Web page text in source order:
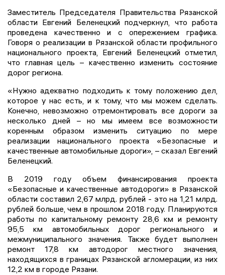
Заместитель Председателя Правительства Рязанской
области Евгений Беленецкий подчеркнул, что работа
проведена качественно и с опережением графика.
Говоря о реализации в Рязанской области профильного
национального проекта, Евгений Беленецкий отметил,
что главная цель – качественно изменить состояние
дорог региона.
«Нужно адекватно подходить к тому положению дел,
которое у нас есть, и к тому, что мы можем сделать.
Конечно, невозможно отремонтировать все дороги за
несколько дней – но мы имеем все возможности
коренным образом изменить ситуацию по мере
реализации национального проекта «Безопасные и
качественные автомобильные дороги», – сказал Евгений
Беленецкий.
В 2019 году объем финансирования проекта
«Безопасные и качественные автодороги» в Рязанской
области составил 2,67 млрд. рублей - это на 1,21 млрд.
рублей больше, чем в прошлом 2018 году. Планируются
работы по капитальному ремонту 28,6 км и ремонту
95,5 км автомобильных дорог регионального и
межмуниципального значения. Также будет выполнен
ремонт 17,8 км автодорог местного значения,
находящихся в границах Рязанской агломерации, из них
12,2 км в городе Рязани.